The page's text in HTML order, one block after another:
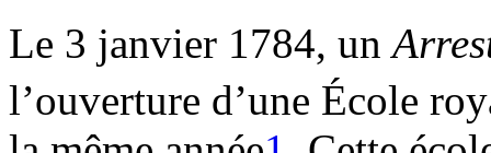
Le 3 janvier 1784, un
l’ouverture d’une École